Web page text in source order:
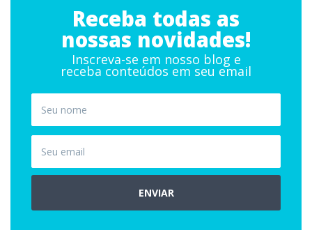
Receba todas as
nossas novidades!
Inscreva-se em nosso blog e
receba conteúdos em seu email
ENVIAR